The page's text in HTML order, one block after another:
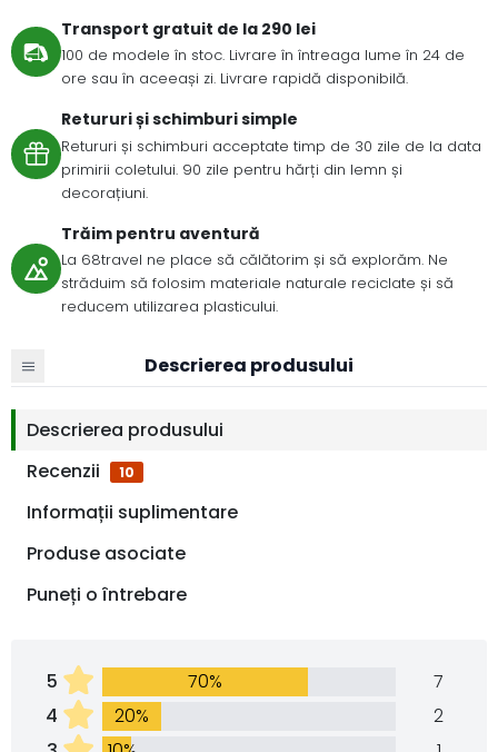
Transport gratuit de la 290 lei
100 de modele în stoc. Livrare în întreaga lume în 24 de
ore sau în aceeași zi. Livrare rapidă disponibilă.
Retururi și schimburi simple
Retururi și schimburi acceptate timp de 30 zile de la data
primirii coletului. 90 zile pentru hărți din lemn și
decorațiuni.
Trăim pentru aventură
La 68travel ne place să călătorim și să explorăm. Ne
străduim să folosim materiale naturale reciclate și să
reducem utilizarea plasticului.
Descrierea produsului
Descrierea produsului
Recenzii
10
Informații suplimentare
Produse asociate
Puneți o întrebare
5 70%
7
4
20%
2